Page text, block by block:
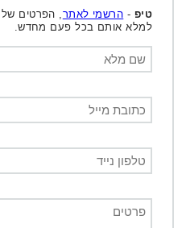
טיפ - הרשמי לאתר, הפרטים
למלא אותם בכל פעם מחדש.